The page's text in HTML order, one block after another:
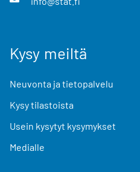
Kysy meiltä
Neuvonta ja tietopalvelu
Kysy tilastoista
Usein kysytyt kysymykset
Medialle